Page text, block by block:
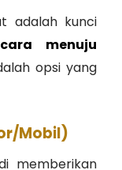
adalah kunci
cara menuju
opsi yang
Mobil)
memberikan